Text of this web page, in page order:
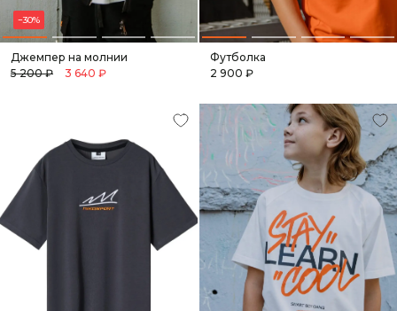
−30%
Джемпер на молнии
5 200 ₽
3 640 ₽
Футболка
2 900 ₽